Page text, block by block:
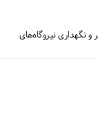
نیروگاه‌های